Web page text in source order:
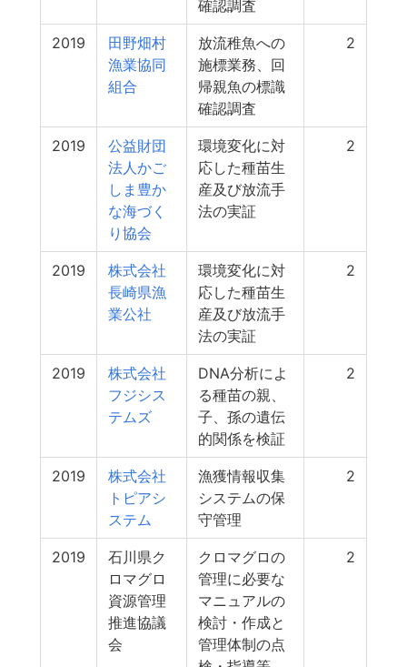
確認調査
2019
田野畑村
漁業協同
組合
放流稚魚への
施標業務、回
帰親魚の標識
確認調査
2
2019
公益財団
法人かご
しま豊か
な海づく
り協会
環境変化に対
応した種苗生
産及び放流手
法の実証
2
2019
株式会社
長崎県漁
業公社
環境変化に対
応した種苗生
産及び放流手
法の実証
2
2019
株式会社
フジシス
テムズ
DNA分析によ
る種苗の親、
子、孫の遺伝
的関係を検証
2
2019
株式会社
トピアシ
ステム
漁獲情報収集
システムの保
守管理
2
2019
石川県ク
ロマグロ
資源管理
推進協議
会
クロマグロの
管理に必要な
マニュアルの
検討・作成と
管理体制の点
2